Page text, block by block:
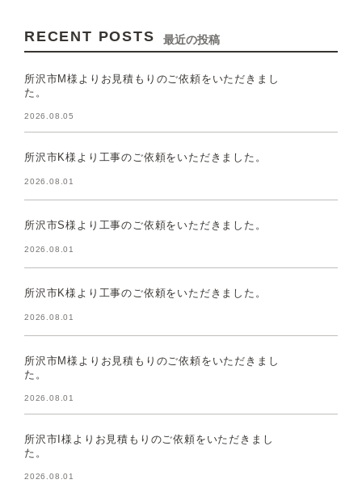
RECENT POSTS 最近の投稿
所沢市M様よりお見積もりのご依頼をいただきまし
た。
2026.08.05
所沢市K様より工事のご依頼をいただきました。
2026.08.01
所沢市S様より工事のご依頼をいただきました。
2026.08.01
所沢市K様より工事のご依頼をいただきました。
2026.08.01
所沢市M様よりお見積もりのご依頼をいただきまし
た。
2026.08.01
所沢市I様よりお見積もりのご依頼をいただきまし
た。
2026.08.01